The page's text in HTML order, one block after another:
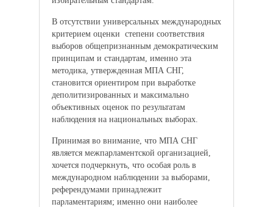
В отсутствии универсальных международных
критерием оценки степени соответствия
выборов общепризнанным демократическим
принципам и стандартам, именно эта
методика, утвержденная МПА СНГ,
становится ориентиром при выработке
деполитизированных и максимально
объективных оценок по результатам
наблюдения на национальных выборах.
Принимая во внимание, что МПА СНГ
является межпарламентской организацией,
хочется подчеркнуть, что особая роль в
международном наблюдении за выборами,
референдумами принадлежит
парламентариям; именно они наиболее